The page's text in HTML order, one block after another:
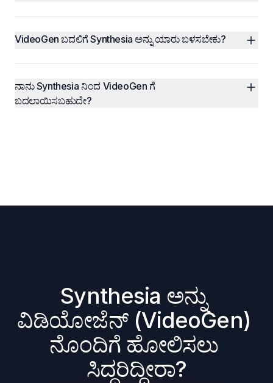
VideoGen ಬದಲಿಗೆ Synthesia ಅನ್ನು ಯಾರು ಬಳಸಬೇಕು?
ನಾನು Synthesia ನಿಂದ VideoGen ಗೆ
ಬದಲಾಯಿಸಬಹುದೇ?
Synthesia ಅನ್ನು
ವಿಡಿಯೋಜೆನ್ (VideoGen)
ನೊಂದಿಗೆ ಹೋಲಿಸಲು
ಸಿದ್ಧರಿದ್ದೀರಾ?